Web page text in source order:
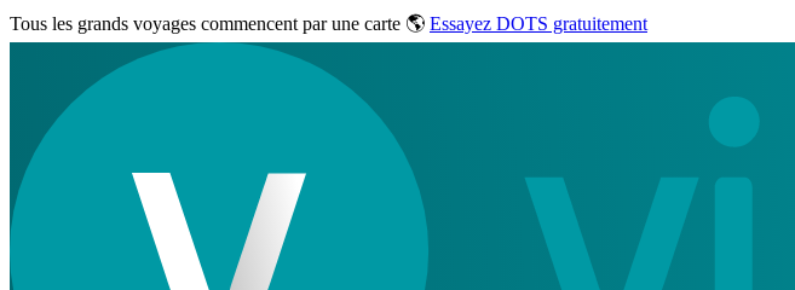
Tous les grands voyages commencent par une carte 🌎 Essayez DOTS gratuitement